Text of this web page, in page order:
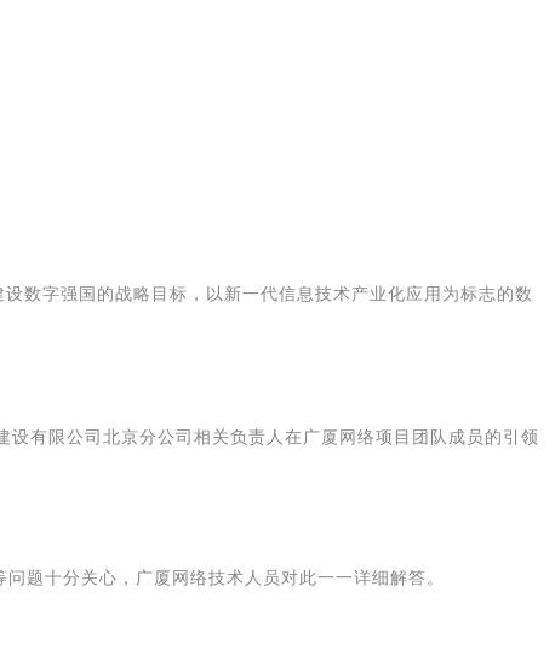
数字强国的战略目标，以新一代信息技术产业化应用为标志的数
有限公司北京分公司相关负责人在广厦网络项目团队成员的引领
题十分关心，广厦网络技术人员对此一一详细解答。